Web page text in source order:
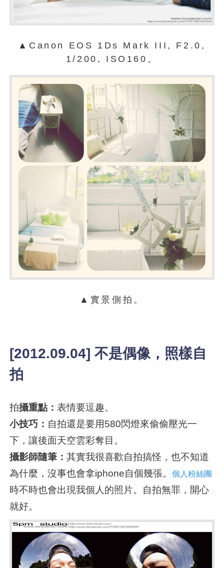
▲Canon EOS 1Ds Mark III, F2.0,
1/200, ISO160。
▲實景側拍。
[2012.09.04] 不是偶像，照樣自
拍
拍攝重點：表情要逗趣。
小技巧： 自拍還是要用580閃燈來偷偷壓光一
下，讓後面天空雲彩奪目。
攝影師隨筆：其實我很喜歡自拍搞怪，也不知道
為什麼，沒事也會拿iphone自個幾張。個人粉絲團
時不時也會出現我個人的照片。自拍無罪，開心
就好。